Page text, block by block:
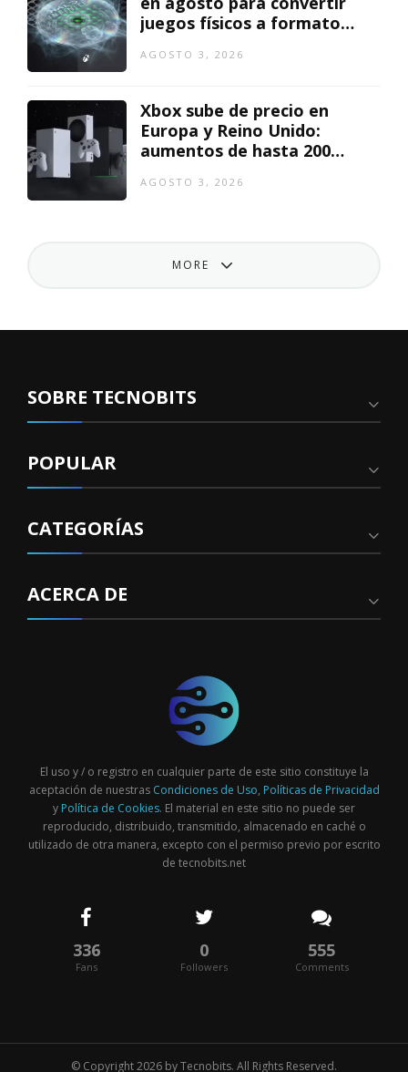
juegos físicos a formato
AGOSTO 3, 2026
Xbox sube de precio en
Europa y Reino Unido:
aumentos de hasta 200
AGOSTO 3, 2026
MORE
SOBRE TECNOBITS
POPULAR
CATEGORÍAS
ACERCA DE
El uso y / o registro en cualquier parte de este sitio constituye la
aceptación de nuestras Condiciones de Uso, Políticas de Privacidad
y Política de Cookies. El material en este sitio no puede ser
reproducido, distribuido, transmitido, almacenado en caché o
utilizado de otra manera, excepto con el permiso previo por escrito
de tecnobits.net
336
Fans
0
Followers
555
Comments
© Copyright 2026 byTecnobits. All Rights Reserved.